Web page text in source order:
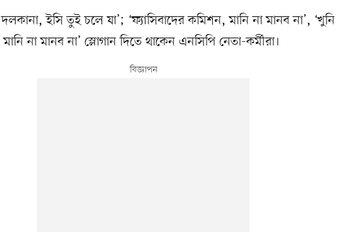
ইসি তুই চলে যা’; ‘ফ্যাসিবাদের কমিশন, মানি না মানব না’, ‘খুনি
না মানব না’ স্লোগান দিতে থাকেন এনসিপি নেতা-কর্মীরা।